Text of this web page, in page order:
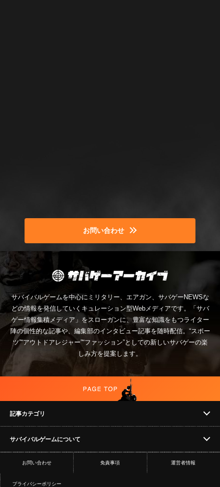
お問い合わせ
サバイバルゲームを中心にミリタリー、エアガン、サバゲーNEWSな
どの情報を発信していくキュレーション型Webメディアです。「サバ
ゲー情報集積メディア」をスローガンに、豊富な知識をもつライター
陣の個性的な記事や、編集部のインタビュー記事を随時配信。“スポー
ツ”“アウトドアレジャー”“ファッション”としての新しいサバゲーの楽
しみ方を提案します。
記事カテゴリ
NEWS
イベント
サバイバルゲームについて
フィールド
お問い合わせ 免責事項 運営者情報
プライバシーポリシー